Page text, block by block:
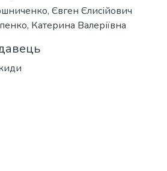
Євген Єлисійович
Катерина Валеріївна